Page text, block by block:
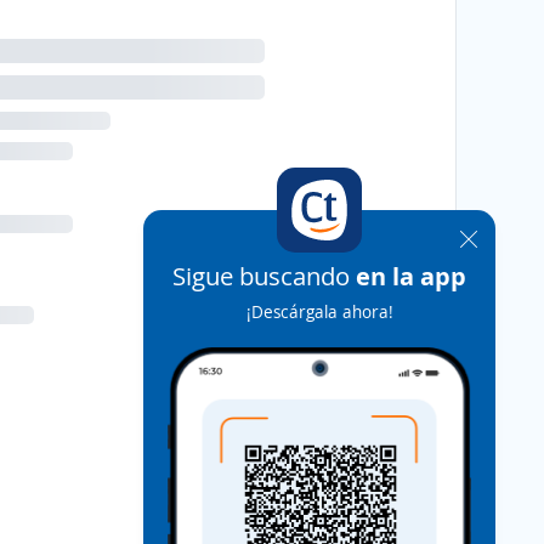
Sigue buscando en la app
¡Descárgala ahora!